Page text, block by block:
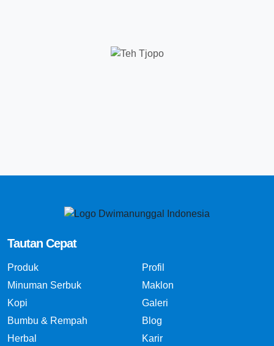
Tautan Cepat
Produk
Minuman Serbuk
Kopi
Bumbu & Rempah
Herbal
Profil
Maklon
Galeri
Blog
Karir